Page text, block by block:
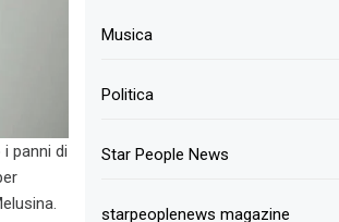
panni di
Musica
Politica
Star People News
starpeoplenews magazine